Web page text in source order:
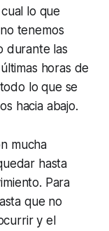
lo que
tenemos
durante las
horas de
lo que se
hacia abajo.
mucha
hasta
Para
que no
y el